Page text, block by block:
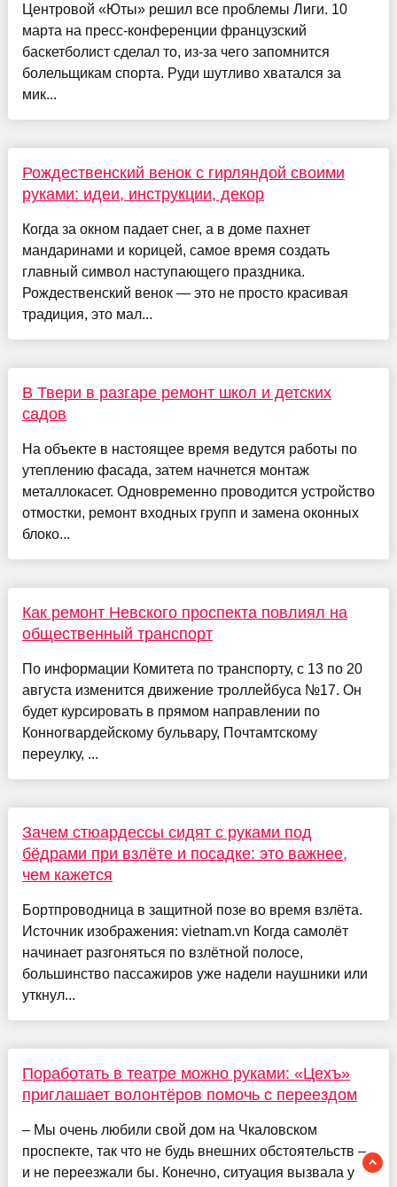
Центровой «Юты» решил все проблемы Лиги. 10
марта на пресс-конференции французский
баскетболист сделал то, из-за чего запомнится
болельщикам спорта. Руди шутливо хватался за
мик...
Рождественский венок с гирляндой своими
руками: идеи, инструкции, декор
Когда за окном падает снег, а в доме пахнет
мандаринами и корицей, самое время создать
главный символ наступающего праздника.
Рождественский венок — это не просто красивая
традиция, это мал...
В Твери в разгаре ремонт школ и детских
садов
На объекте в настоящее время ведутся работы по
утеплению фасада, затем начнется монтаж
металлокасет. Одновременно проводится устройство
отмостки, ремонт входных групп и замена оконных
блоко...
Как ремонт Невского проспекта повлиял на
общественный транспорт
По информации Комитета по транспорту, с 13 по 20
августа изменится движение троллейбуса №17. Он
будет курсировать в прямом направлении по
Конногвардейскому бульвару, Почтамтскому
переулку, ...
Зачем стюардессы сидят с руками под
бёдрами при взлёте и посадке: это важнее,
чем кажется
Бортпроводница в защитной позе во время взлёта.
Источник изображения: vietnam.vn Когда самолёт
начинает разгоняться по взлётной полосе,
большинство пассажиров уже надели наушники или
уткнул...
Поработать в театре можно руками: «Цехъ»
приглашает волонтёров помочь с переездом
– Мы очень любили свой дом на Чкаловском
проспекте, так что не будь внешних обстоятельств –
и не переезжали бы. Конечно, ситуация вызвала у